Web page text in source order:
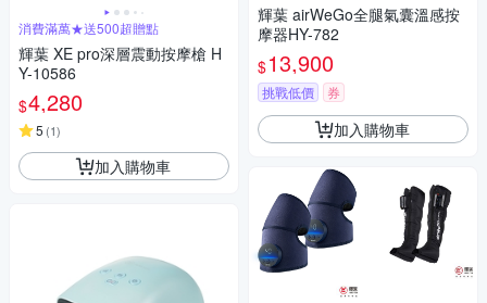
消費滿萬★送500超贈點
輝葉 XE pro深層震動按摩槍 H
Y-10586
$4,280
5 (1)
加入購物車
輝葉 airWeGo全腿氣囊溫感按
摩器HY-782
$13,900
挑戰低價 券
加入購物車